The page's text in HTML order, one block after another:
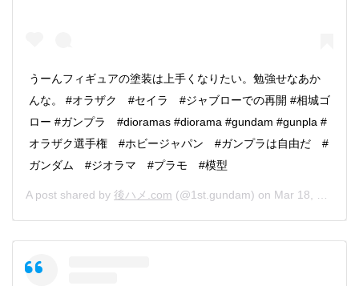
うーんフィギュアの塗装は上手くなりたい。勉強せなあか
んな。 #オラザク #セイラ #ジャブローでの再開 #相城ゴ
ロー #ガンプラ #dioramas #diorama #gundam #gunpla #
オラザク選手権 #ホビージャパン #ガンプラは自由だ #
ガンダム #ジオラマ #プラモ #模型
A post shared by 後ハメ.com (@1st.gundam) on Mar 18, 2020 at 4:15am PDT